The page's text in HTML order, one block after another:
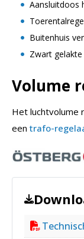
Aansluitdoos
Buitenhuis
Zwart
Volume
Het luchtvolume
een trafo-